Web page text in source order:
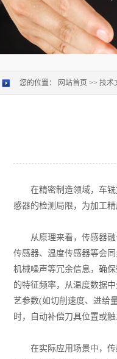
您的位置： 网站首页 >> 技术
在精密制造领域，车铣
感器的检测局限，为加工
从原理来看，传感器融
传感器、温度传感器等会
机械噪声等冗余信息，确
的特征频率，从温度数据
艺参数(如切削速度、进给
时，自动补偿刀具位置或触
在实际应用场景中，传